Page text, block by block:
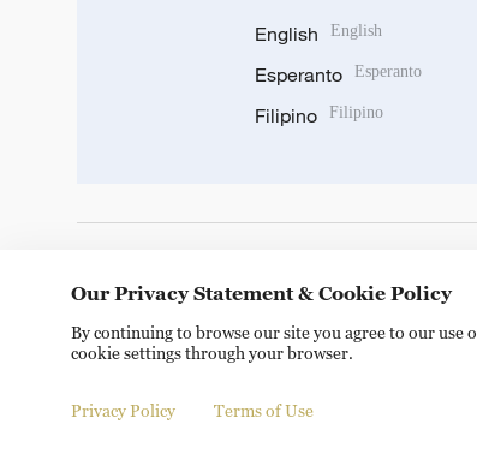
English English
Esperanto Esperanto
Filipino Filipino
Copyright © 2024 CGTN. 京ICP备20000184号
Our Privacy Statement & Cookie Policy
By continuing to browse our site you agree to our use
cookie settings through your browser.
Privacy Policy Terms of Use